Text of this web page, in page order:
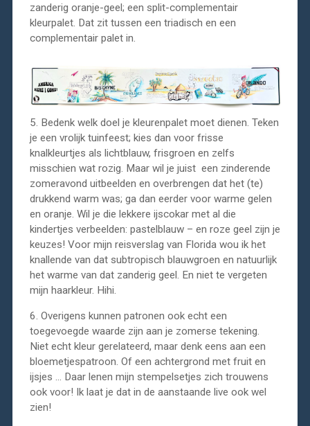
zanderig oranje-geel; een split-complementair
kleurpalet. Dat zit tussen een triadisch en een
complementair palet in.
5. Bedenk welk doel je kleurenpalet moet dienen. Teken
je een vrolijk tuinfeest; kies dan voor frisse
knalkleurtjes als lichtblauw, frisgroen en zelfs
misschien wat rozig. Maar wil je juist een zinderende
zomeravond uitbeelden en overbrengen dat het (te)
drukkend warm was; ga dan eerder voor warme gelen
en oranje. Wil je die lekkere ijscokar met al die
kindertjes verbeelden: pastelblauw – en roze geel zijn je
keuzes! Voor mijn reisverslag van Florida wou ik het
knallende van dat subtropisch blauwgroen en natuurlijk
het warme van dat zanderig geel. En niet te vergeten
mijn haarkleur. Hihi.
6. Overigens kunnen patronen ook echt een
toegevoegde waarde zijn aan je zomerse tekening.
Niet echt kleur gerelateerd, maar denk eens aan een
bloemetjespatroon. Of een achtergrond met fruit en
ijsjes … Daar lenen mijn stempelsetjes zich trouwens
ook voor! Ik laat je dat in de aanstaande live ook wel
zien!